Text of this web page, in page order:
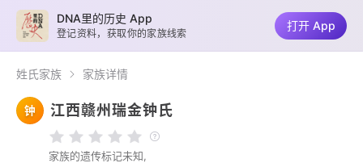
姓氏家族 家族详情
钟 江西赣州瑞金钟氏
家族的遗传标记未知,
DNA里的历史 App
登记资料，获取你的家族线索
打开 App